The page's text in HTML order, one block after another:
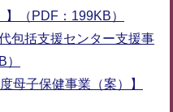
（PDF：199KB）
包括支援センター支援事
母子保健事業（案）】